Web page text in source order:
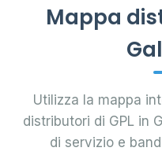
Mappa
Utilizza la mappa
distributori di GPL in
di servizio e